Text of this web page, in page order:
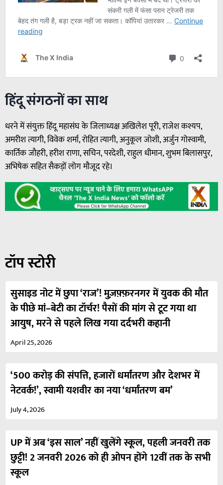
हिंदू संगठनों का साथ
धरने में संयुक्त हिंदू महासंघ के जिलाध्यक्ष अखिलेश पूरी, राजेश कश्यप,
अमरीश त्यागी, विवेक शर्मा, रोहित त्यागी, अनुकूल जोशी, अर्जुन गोस्वामी,
कार्तिक जौहरी, हरीश राणा, सचिन, परदेशी, राहुल धीमान, शुभम बिलासपुर,
अभिषेक सहित सैकड़ों लोग मौजूद रहे।
टॉप स्टोरी
सुसाइड नोट में छुपा ‘राज’! मुज़फ़्फ़रनगर में युवक की मौत
के पीछे मां–बेटी का टॉर्चर! पैसों की मांग से टूट गया था
आयुष, मरने से पहले लिख गया दर्दभरी कहानी
April 25, 2026
‘500 करोड़ की संपत्ति, हजारों धर्मांतरण और देशभर में
नेटवर्क!’, स्वामी यशवीर का नया ‘धर्मांतरण बम’
July 4, 2026
UP में अब ‘इस साल’ नहीं खुलेंगे स्कूल, पहली जनवरी तक
छुट्टी! 2 जनवरी 2026 को ही ओपन होंगे 12वीं तक के सभी
स्कूल